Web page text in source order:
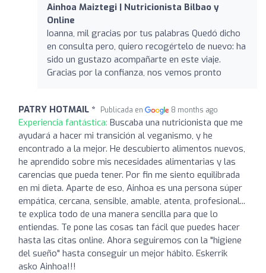
Ainhoa Maiztegi | Nutricionista Bilbao y
Online
Ioanna, mil gracias por tus palabras Quedó dicho
en consulta pero, quiero recogértelo de nuevo: ha
sido un gustazo acompañarte en este viaje.
Gracias por la confianza, nos vemos pronto
PATRY HOTMAIL * Publicada en 8 months ago
Experiencia fantástica: Buscaba una nutricionista que me
ayudará a hacer mi transición al veganismo, y he
encontrado a la mejor. He descubierto alimentos nuevos,
he aprendido sobre mis necesidades alimentarias y las
carencias que pueda tener. Por fin me siento equilibrada
en mi dieta. Aparte de eso, Ainhoa es una persona súper
empática, cercana, sensible, amable, atenta, profesional...
te explica todo de una manera sencilla para que lo
entiendas. Te pone las cosas tan fácil que puedes hacer
hasta las citas online. Ahora seguiremos con la "higiene
del sueño" hasta conseguir un mejor hábito. Eskerrik
asko Ainhoa!!!